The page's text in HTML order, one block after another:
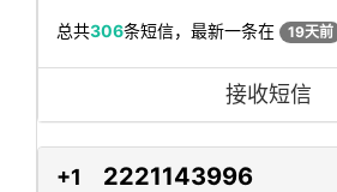
总共306条短信，最新一条在 19天前
接收短信
+1 2221143996